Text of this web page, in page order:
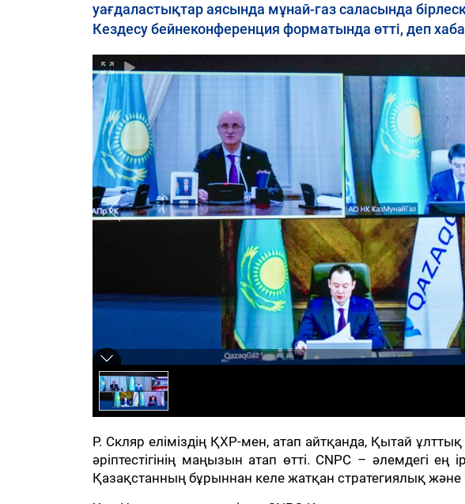
уағдаластықтар аясында мұнай-газ саласында
Кездесу бейнеконференция форматында өтті, деп
Р. Скляр еліміздің ҚХР-мен, атап айтқанда, Қытай
әріптестігінің маңызын атап өтті. CNPC – әлемдегі
Қазақстанның бұрыннан келе жатқан стратегиялық және